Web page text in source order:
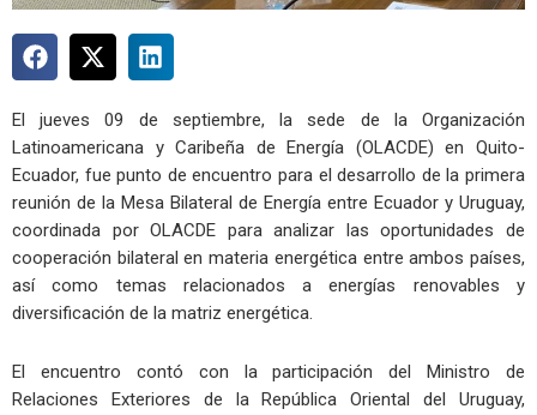
El jueves 09 de septiembre, la sede de la Organización
Latinoamericana y Caribeña de Energía (OLACDE) en Quito-
Ecuador, fue punto de encuentro para el desarrollo de la primera
reunión de la Mesa Bilateral de Energía entre Ecuador y Uruguay,
coordinada por OLACDE para analizar las oportunidades de
cooperación bilateral en materia energética entre ambos países,
así como temas relacionados a energías renovables y
diversificación de la matriz energética.
El encuentro contó con la participación del Ministro de
Relaciones Exteriores de la República Oriental del Uruguay,